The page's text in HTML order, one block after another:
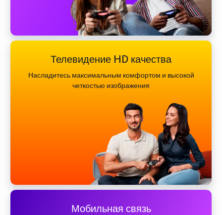
Телевидение HD качества
Насладитесь максимальным комфортом и высокой
четкостью изображения
Мобильная связь